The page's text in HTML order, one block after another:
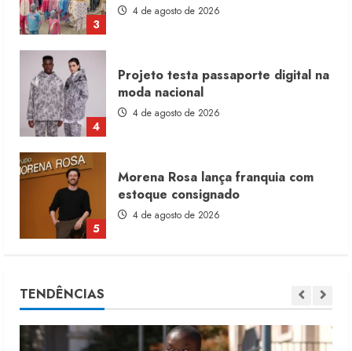
4
4 de agosto de 2026
5
Morena Rosa lança franquia com
estoque consignado
4 de agosto de 2026
1
Moda vende US$63,7 bilhões em
produtos licenciados
6 de agosto de 2026
2
TENDÊNCIAS